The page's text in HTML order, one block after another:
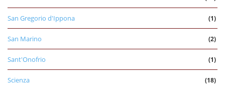
San Gregorio d'Ippona (1)
San Marino (2)
Sant'Onofrio (1)
Scienza (18)